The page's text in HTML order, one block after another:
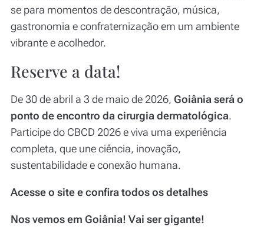
se para momentos de descontração, música,
gastronomia e confraternização em um ambiente
vibrante e acolhedor.
Reserve a data!
De 30 de abril a 3 de maio de 2026, Goiânia será o
ponto de encontro da cirurgia dermatológica.
Participe do CBCD 2026 e viva uma experiência
completa, que une ciência, inovação,
sustentabilidade e conexão humana.
Acesse o site e confira todos os detalhes
Nos vemos em Goiânia! Vai ser gigante!